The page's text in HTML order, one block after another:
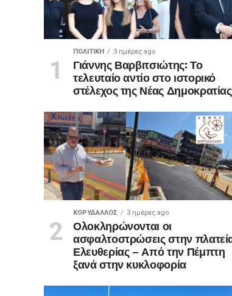
ΠΟΛΙΤΙΚΉ 3 ημέρες ago
Γιάννης Βαρβιτσιώτης: Το
τελευταίο αντίο στο ιστορικό
στέλεχος της Νέας Δημοκρατίας
ΚΟΡΥΔΑΛΛΟΣ 3 ημέρες ago
Ολοκληρώνονται οι
ασφαλτοστρώσεις στην
Ελευθερίας – Από την Πέμπτη
ξανά στην κυκλοφορία